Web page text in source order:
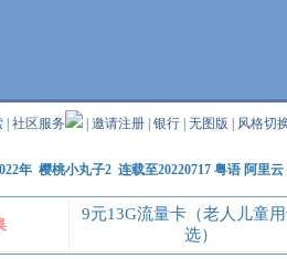
| 社区服务 | 邀请注册| 银行 无图版 风格切
年 樱桃小丸子2 连载至20220717 粤语 阿里云
9元13G流量卡（老人儿童
选）